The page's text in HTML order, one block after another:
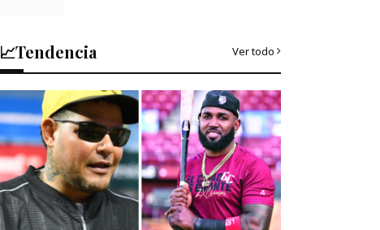
📈Tendencia Ver todo